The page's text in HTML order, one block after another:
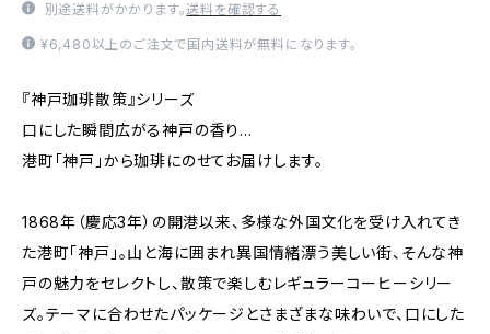
別途送料がかかります。送料を確認する
¥6,480以上のご注文で国内送料が無料になります。
『神戸珈琲散策』シリーズ
口にした瞬間広がる神戸の香り…
港町「神戸」から珈琲にのせてお届けします。
1868年（慶応3年）の開港以来、多様な外国文化を受け入れてき
た港町「神戸」。山と海に囲まれ異国情緒漂う美しい街、そんな神
戸の魅力をセレクトし、散策で楽しむレギュラーコーヒーシリー
ズ。テーマに合わせたパッケージとさまざまな味わいで、口にした